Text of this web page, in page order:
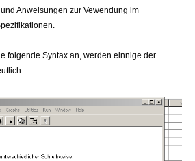
Anweisungen zur Vewendung im
folgende Syntax an, werden einnige der